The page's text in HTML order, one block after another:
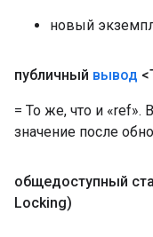
новый
публичный вывод
= То же, что и «ref».
значение после
общедоступный
Locking)